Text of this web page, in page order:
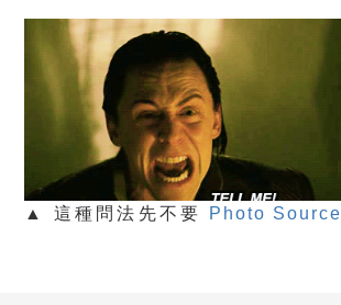
▲ 這種問法先不要 Photo Source